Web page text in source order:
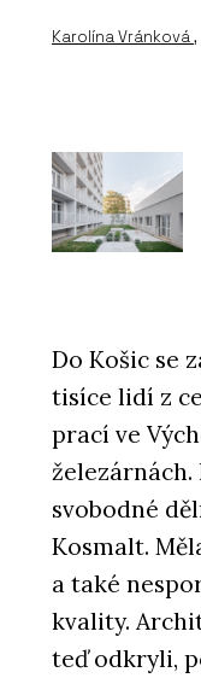
Karolína Vránková
Do Košic se
tisíce lidí z
prací ve
svobodné
Kosmalt.
a také
kvality.
teď odkryli,